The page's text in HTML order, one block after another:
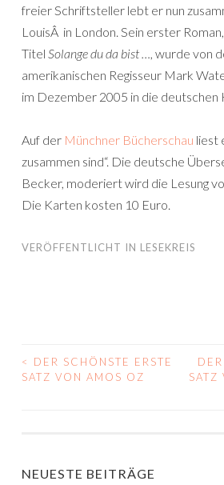
freier Schriftsteller lebt er nun
LouisÂ in London. Sein erster
Titel Solange du da bist …, wurde von
amerikanischen Regisseur Mark
im Dezember 2005 in die deutschen
Auf der Münchner Bücherschau liest
zusammen sind“. Die deutsche
Becker, moderiert wird die Lesung
Die Karten kosten 10 Euro.
VERÖFFENTLICHT IN LESEKREIS
BEITRAGS-
<
DER SCHÖNSTE ERSTE
SATZ VON AMOS OZ
SATZ
NEUESTE BEITRÄGE